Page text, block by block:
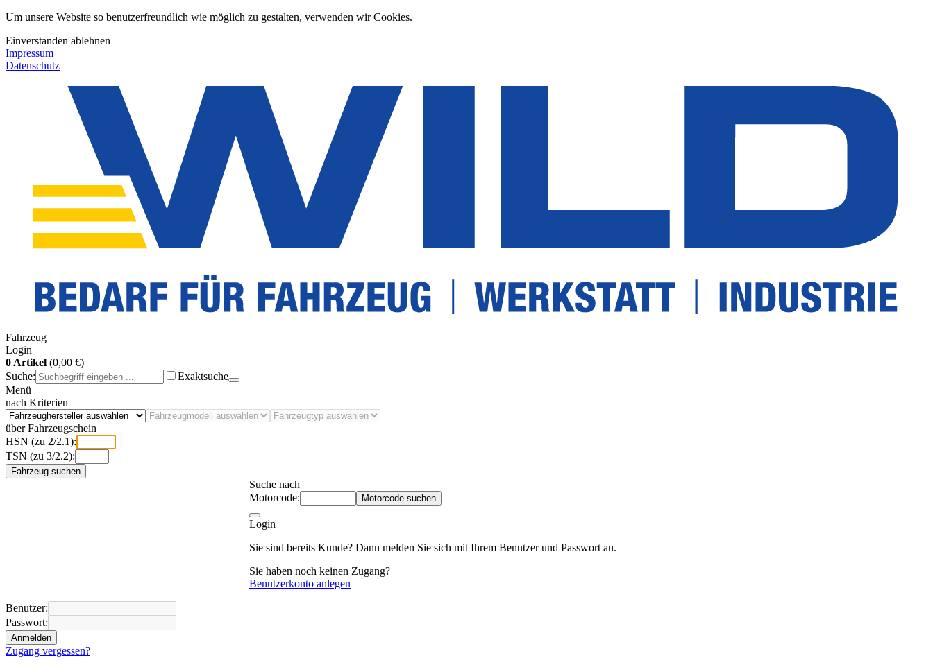
Um unsere Website so benutzerfreundlich wie möglich zu gestalten, verwenden wir Cookies.
Einverstanden ablehnen
Impressum
Datenschutz
Fahrzeug
Login
0 Artikel (0,00 €)
Suche:
Exaktsuche
Menü
nach Kriterien
über Fahrzeugschein
HSN (zu 2/2.1):
TSN (zu 3/2.2):
Fahrzeug suchen
Suche nach
Motorcode:
Motorcode suchen
Login
Sie sind bereits Kunde? Dann melden Sie sich mit Ihrem Benutzer und Passwort an.
Sie haben noch keinen Zugang?
Benutzerkonto anlegen
Benutzer:
Passwort:
Anmelden
Zugang vergessen?